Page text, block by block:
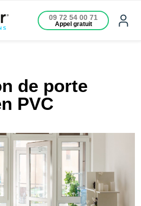
09 72 54 00 71
Appel gratuit
de porte
PVC